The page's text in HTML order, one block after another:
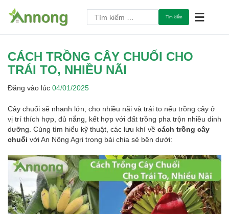
An Nông Agri
An Tâm Làm Nông
Tìm
kiếm
CÁCH TRỒNG CÂY CHUỐI CHO
TRÁI TO, NHIỀU NÃI
Đăng vào lúc 04/01/2025
Cây chuối sẽ nhanh lớn, cho nhiều nãi và trái to nếu trồng cây ở
vị trí thích hợp, đủ nắng, kết hợp với đất trồng pha trộn nhiều dinh
dưỡng. Cùng tìm hiểu kỹ thuật, các lưu khí về cách trồng cây
chuối với An Nông Agri trong bài chia sẻ bên dưới: